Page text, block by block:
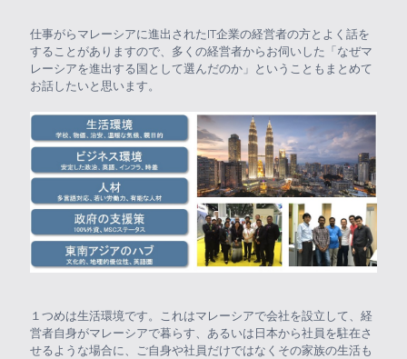
仕事がらマレーシアに進出されたIT企業の経営者の方とよく話を
することがありますので、多くの経営者からお伺いした「なぜマ
レーシアを進出する国として選んだのか」ということもまとめて
お話したいと思います。
１つめは生活環境です。これはマレーシアで会社を設立して、経
営者自身がマレーシアで暮らす、あるいは日本から社員を駐在さ
せるような場合に、ご自身や社員だけではなくその家族の生活も